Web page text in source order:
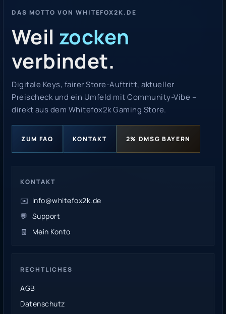
DAS MOTTO VON WHITEFOX2K.DE
Weil zocken
verbindet.
Digitale Keys, fairer Store-Auftritt, aktueller
Preischeck und ein Umfeld mit Community-Vibe –
direkt aus dem Whitefox2k Gaming Store.
ZUM FAQ KONTAKT 2% DMSG BAYERN
KONTAKT
✉️ info@whitefox2k.de
💬 Support
🧾
Mein Konto
RECHTLICHES
AGB
Datenschutz